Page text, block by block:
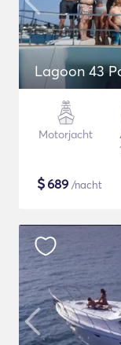
Lagoon 43
Motorjacht
$689 /nacht